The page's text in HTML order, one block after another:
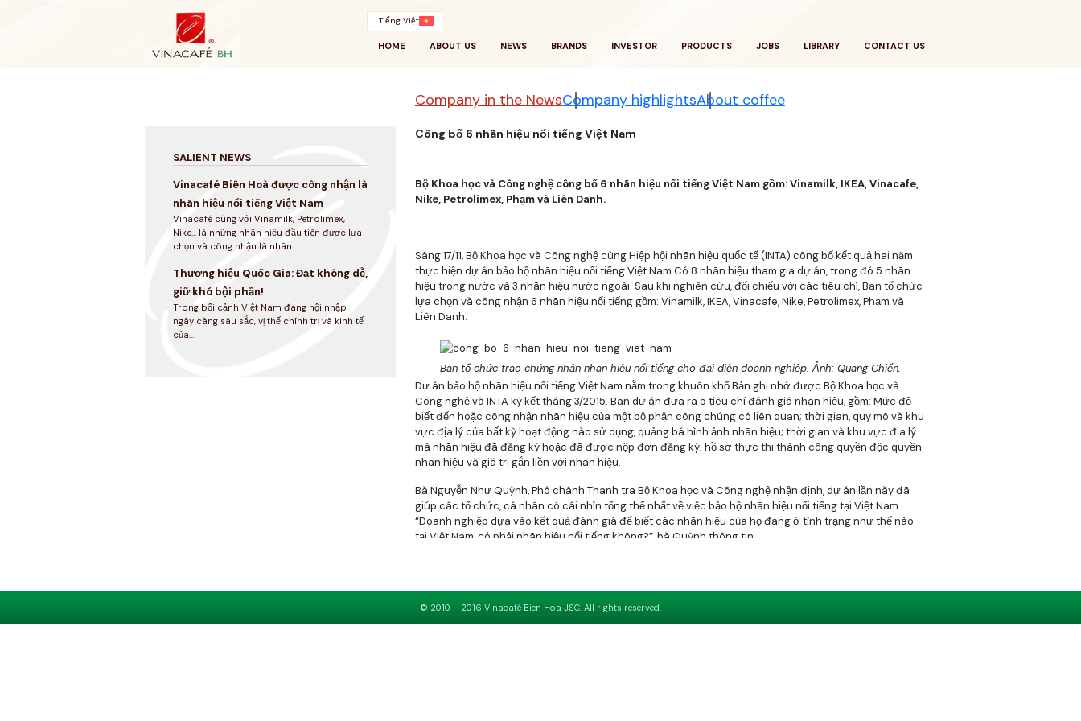
Tiếng Việt
HOME ABOUT US NEWS BRANDS INVESTOR PRODUCTS JOBS LIBRARY CONTACT US
Company in the NewsCompany highlightsAbout coffee
SALIENT NEWS
Vinacafé Biên Hoà được công nhận là
nhãn hiệu nổi tiếng Việt Nam
Vinacafé cùng với Vinamilk, Petrolimex,
Nike... là những nhãn hiệu đầu tiên được lựa
chọn và công nhận là nhãn...
Thương hiệu Quốc Gia: Đạt không dễ,
giữ khó bội phần!
Trong bối cảnh Việt Nam đang hội nhập
ngày càng sâu sắc, vị thế chính trị và kinh tế
của...
Công bố 6 nhãn hiệu nổi tiếng Việt Nam
Bộ Khoa học và Công nghệ công bố 6 nhãn hiệu nổi tiếngViệt Nam gồm: Vinamilk, IKEA, Vinacafe,
Nike, Petrolimex, Phạm và Liên Danh.
Sáng 17/11, Bộ Khoa học và Công nghệ cùng Hiệp hội nhãn hiệu quốc tế (INTA) công bố kết quả hai năm
thực hiện dự án bảo hộ nhãn hiệu nổi tiếng Việt Nam.Có 8 nhãn hiệu tham gia dự án, trong đó 5 nhãn
hiệu trong nước và 3 nhãn hiệu nước ngoài. Sau khi nghiên cứu, đối chiếu với các tiêu chí, Ban tổ chức
lựa chọn và công nhận 6 nhãn hiệu nổi tiếng gồm: Vinamilk, IKEA, Vinacafe, Nike, Petrolimex, Phạm và
Liên Danh.
Ban tổ chức trao chứng nhận nhãn hiệu nổi tiếng cho đại diện doanh nghiệp. Ảnh: Quang Chiến.
Dự án bảo hộ nhãn hiệu nổi tiếng Việt Nam nằm trong khuôn khổ Bản ghi nhớ được Bộ Khoa học và
Công nghệ và INTA ký kết tháng 3/2015. Ban dự án đưa ra 5 tiêu chí đánh giá nhãn hiệu, gồm: Mức độ
biết đến hoặc công nhận nhãn hiệu của một bộ phận công chúng có liên quan; thời gian, quy mô và khu
vực địa lý của bất kỳ hoạt động nào sử dụng, quảng bá hình ảnh nhãn hiệu; thời gian và khu vực địa lý
mà nhãn hiệu đã đăng ký hoặc đã được nộp đơn đăng ký; hồ sơ thực thi thành công quyền độc quyền
nhãn hiệu và giá trị gắn liền với nhãn hiệu.
Bà Nguyễn Như Quỳnh, Phó chánh Thanh tra Bộ Khoa học và Công nghệ nhận định, dự án lần này đã
giúp các tổ chức, cá nhân có cái nhìn tổng thể nhất về việc bảo hộ nhãn hiệu nổi tiếng tại Việt Nam.
“Doanh nghiệp dựa vào kết quả đánh giá để biết các nhãn hiệu của họ đang ở tình trạng như thế nào
tại Việt Nam, có phải nhãn hiệu nổi tiếng không?”, bà Quỳnh thông tin.
© 2010 – 2016 Vinacafé Bien Hoa JSC. All rights reserved.